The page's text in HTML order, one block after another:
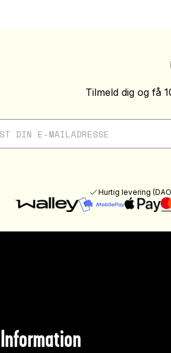
Tilmeld dig og få
Hurtig levering
Information